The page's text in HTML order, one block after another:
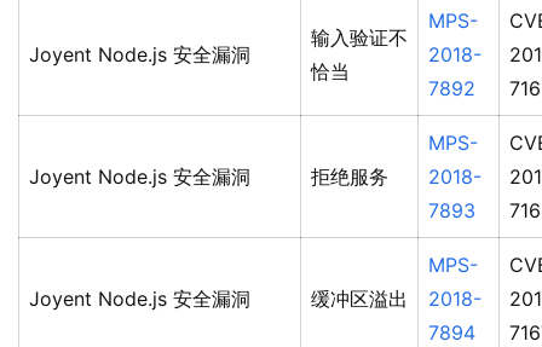
Joyent Node.js 安全漏洞
输入验证不
恰当
MPS-
2018-
7892
Joyent Node.js 安全漏洞 拒绝服务
MPS-
2018-
7893
Joyent Node.js 安全漏洞 缓冲区溢出
MPS-
2018-
7894